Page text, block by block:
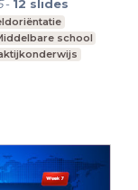
- 12 slides
school